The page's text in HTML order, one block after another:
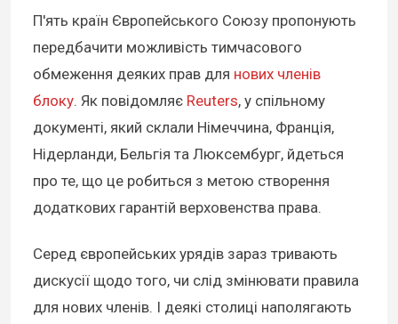
П'ять країн Європейського Союзу пропонують
передбачити можливість тимчасового
обмеження деяких прав для нових членів
блоку. Як повідомляє Reuters, у спільному
документі, який склали Німеччина, Франція,
Нідерланди, Бельгія та Люксембург, йдеться
про те, що це робиться з метою створення
додаткових гарантій верховенства права.
Серед європейських урядів зараз тривають
дискусії щодо того, чи слід змінювати правила
для нових членів. І деякі столиці наполягають